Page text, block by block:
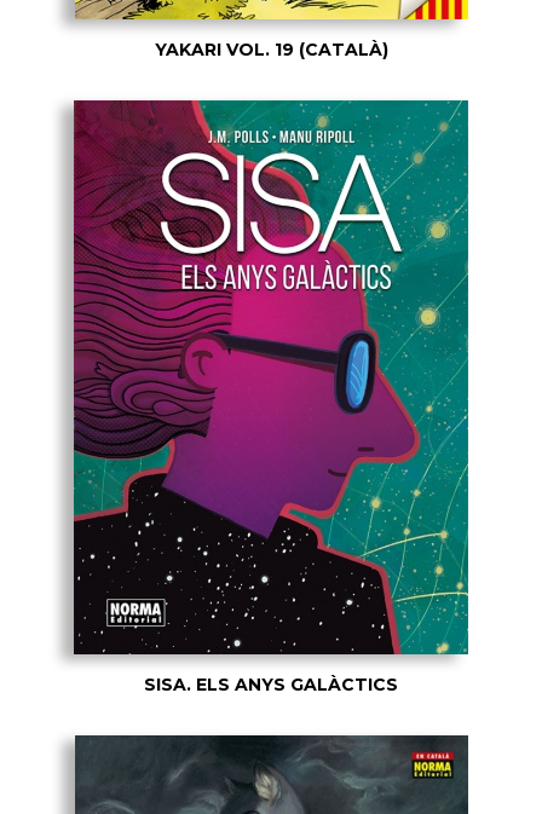
YAKARI VOL. 19 (CATALÀ)
SISA. ELS ANYS GALÀCTICS